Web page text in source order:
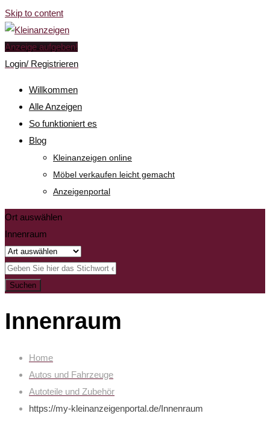
Skip to content
Anzeige aufgeben!
Login/ Registrieren
Willkommen
Alle Anzeigen
So funktioniert es
Blog
Kleinanzeigen online
Möbel verkaufen leicht gemacht
Anzeigenportal
Ort auswählen
Innenraum
Suchen
Innenraum
Home
Autos und Fahrzeuge
Autoteile und Zubehör
https://my-kleinanzeigenportal.de/Innenraum